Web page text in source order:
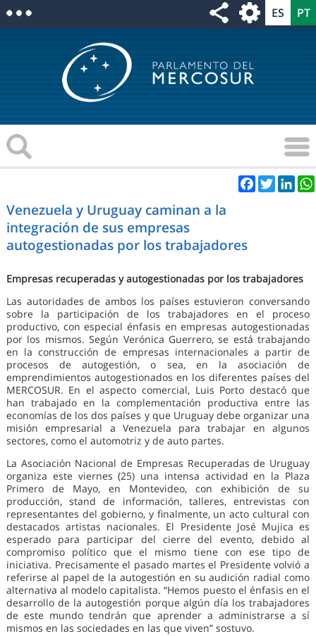
Facebook
Twitter
Venezuela y Uruguay caminan a la
integración de sus empresas
autogestionadas por los trabajadores
Empresas recuperadas y autogestionadas por los trabajadores
Las autoridades de ambos los países estuvieron conversando
sobre la participación de los trabajadores en el proceso
productivo, con especial énfasis en empresas autogestionadas
por los mismos. Según Verónica Guerrero, se está trabajando
en la construcción de empresas internacionales a partir de
procesos de autogestión, o sea, en la asociación de
emprendimientos autogestionados en los diferentes países del
MERCOSUR. En el aspecto comercial, Luis Porto destacó que
han trabajado en la complementación productiva entre las
economías de los dos países y que Uruguay debe organizar una
misión empresarial a Venezuela para trabajar en algunos
sectores, como el automotriz y de auto partes.
La Asociación Nacional de Empresas Recuperadas de Uruguay
organiza este viernes (25) una intensa actividad en la Plaza
Primero de Mayo, en Montevideo, con exhibición de su
producción, stand de información, talleres, entrevistas con
representantes del gobierno, y finalmente, un acto cultural con
destacados artistas nacionales. El Presidente José Mujica es
esperado para participar del cierre del evento, debido al
compromiso político que el mismo tiene con ese tipo de
iniciativa. Precisamente el pasado martes el Presidente volvió a
referirse al papel de la autogestión en su audición radial como
alternativa al modelo capitalista. “Hemos puesto el énfasis en el
desarrollo de la autogestión porque algún día los trabajadores
de este mundo tendrán que aprender a administrarse a sí
mismos en las sociedades en las que viven” sostuvo.